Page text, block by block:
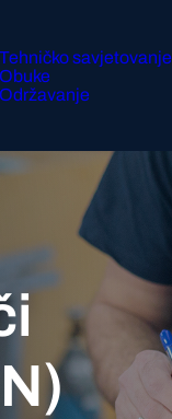
Tehničko savjetovanje
Obuke
Održavanje